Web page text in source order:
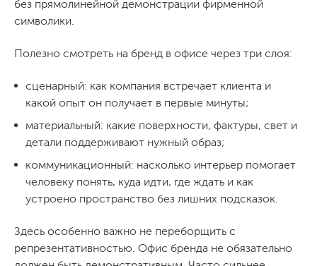
без прямолинейной демонстрации фирменной
символики.
Полезно смотреть на бренд в офисе через три слоя:
сценарный: как компания встречает клиента и
какой опыт он получает в первые минуты;
материальный: какие поверхности, фактуры, свет и
детали поддерживают нужный образ;
коммуникационный: насколько интерьер помогает
человеку понять, куда идти, где ждать и как
устроено пространство без лишних подсказок.
Здесь особенно важно не переборщить с
репрезентативностью. Офис бренда не обязательно